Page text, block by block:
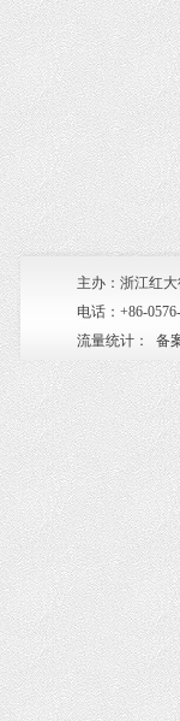
主办：浙江红
电话：+86-
流量统计：
备